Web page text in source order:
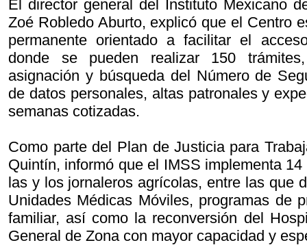
El director general del Instituto Mexicano
Zoé Robledo Aburto, explicó que el Centro
permanente orientado a facilitar el
donde se pueden realizar 150
asignación y búsqueda del Número de
de datos personales, altas patronales y
semanas cotizadas.
Como parte del Plan de Justicia para
Quintín, informó que el IMSS implementa
las y los jornaleros agrícolas, entre las que
Unidades Médicas Móviles, programas de
familiar, así como la reconversión del
General de Zona con mayor capacidad y